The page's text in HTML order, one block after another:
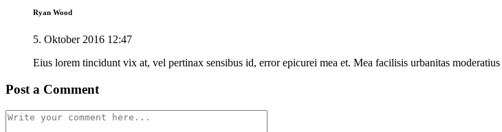
Ryan Wood
5. Oktober 2016 12:47
Eius lorem tincidunt vix at, vel pertinax sensibus id, error epicurei mea et. Mea facilisis urbanitas
Post a Comment